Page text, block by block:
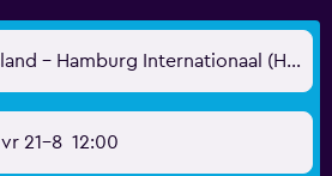
Hamburg, Duitsland - Hamburg Internationaal (HAM)
vr 21-8 12:00